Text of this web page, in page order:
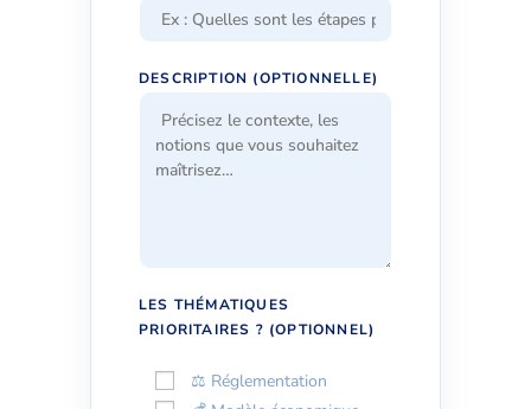
DESCRIPTION (OPTIONNELLE)
LES THÉMATIQUES
PRIORITAIRES ? (OPTIONNEL)
⚖️ Réglementation